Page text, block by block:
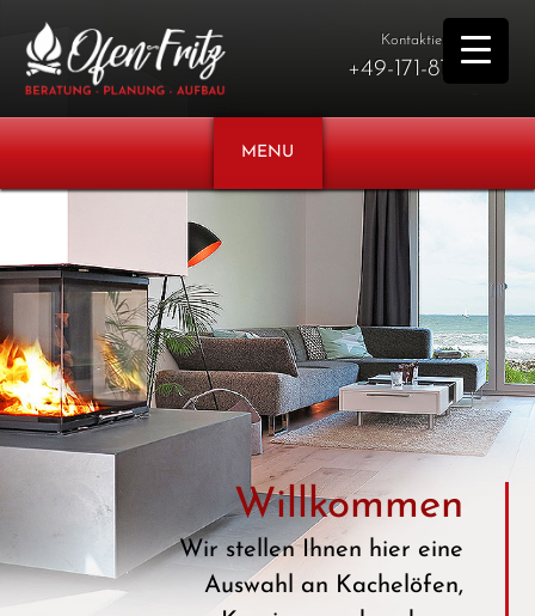
Kontaktieren Sie uns
+49-171-8188963
MENU
Willkommen
Wir stellen Ihnen hier eine
Auswahl an Kachelöfen,